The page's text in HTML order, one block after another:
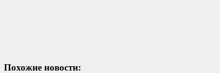
Похожие новости: